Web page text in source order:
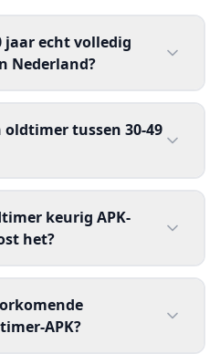
jaar echt volledig
Nederland?
tussen 30-49
keurig APK-
het?
APK?